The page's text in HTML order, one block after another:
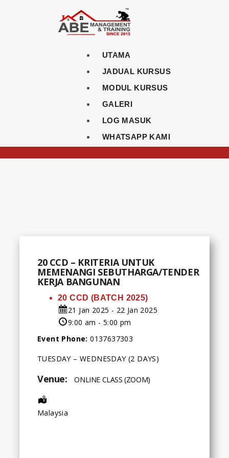
UTAMA
JADUAL KURSUS
MODUL KURSUS
GALERI
LOG MASUK
WHATSAPP KAMI
20 CCD – KRITERIA UNTUK
MEMENANGI SEBUTHARGA/TENDER
KERJA BANGUNAN
20 CCD (BATCH 2025)
21 Jan 2025 - 22 Jan 2025
9:00 am - 5:00 pm
Event Phone:0137637303
TUESDAY – WEDNESDAY (2 DAYS)
Venue: ONLINE CLASS (ZOOM)
Malaysia